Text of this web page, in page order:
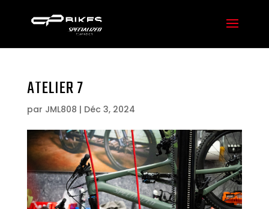
ATELIER 7
par JML808 | Déc 3, 2024